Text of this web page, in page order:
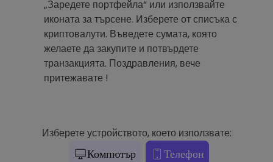
„Заредете портфейла“ или използвайте
иконата за търсене. Изберете от списъка с
криптовалути. Въведете сумата, която
желаете да закупите и потвърдете
транзакцията. Поздравления, вече
притежавате !
Изберете устройството, което използвате:
Компютър Телефон